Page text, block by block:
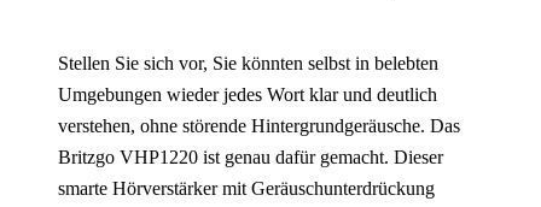
Stellen Sie sich vor, Sie könnten selbst in belebten
Umgebungen wieder jedes Wort klar und deutlich
verstehen, ohne störende Hintergrundgeräusche. Das
Britzgo VHP1220 ist genau dafür gemacht. Dieser
smarte Hörverstärker mit Geräuschunterdrückung